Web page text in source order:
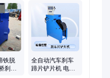
成型机、苗细土、变速机、马
板夯、混凝土、搅拌机、电
耦合器
铁脱
刹车
全自动汽车刹车
蹄片铲片机 电控